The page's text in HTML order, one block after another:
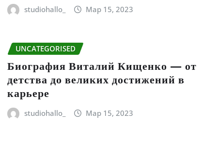
studiohallo_ Мар 15, 2023
UNCATEGORISED
Биография Виталий Кищенко — от
детства до великих достижений в
карьере
studiohallo_ Мар 15, 2023